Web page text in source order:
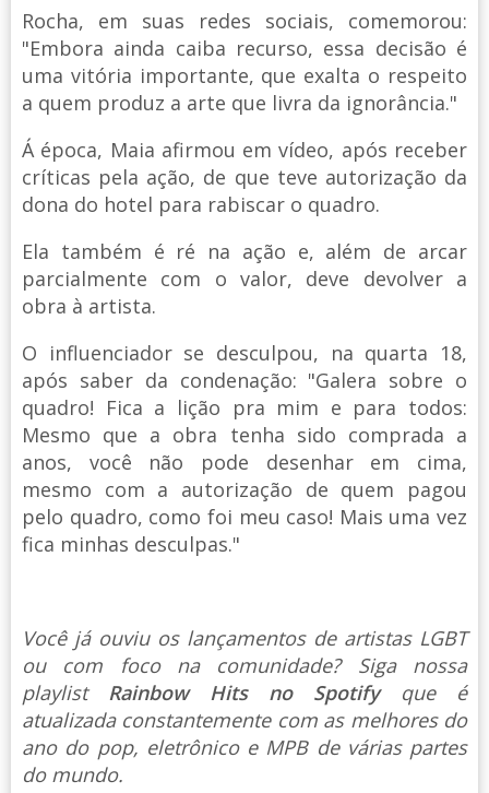
Rocha, em suas redes sociais, comemorou:
"Embora ainda caiba recurso, essa decisão é
uma vitória importante, que exalta o respeito
a quem produz a arte que livra da ignorância."
Á época, Maia afirmou em vídeo, após receber
críticas pela ação, de que teve autorização da
dona do hotel para rabiscar o quadro.
Ela também é ré na ação e, além de arcar
parcialmente com o valor, deve devolver a
obra à artista.
O influenciador se desculpou, na quarta 18,
após saber da condenação: "Galera sobre o
quadro! Fica a lição pra mim e para todos:
Mesmo que a obra tenha sido comprada a
anos, você não pode desenhar em cima,
mesmo com a autorização de quem pagou
pelo quadro, como foi meu caso! Mais uma vez
fica minhas desculpas."
Você já ouviu os lançamentos de artistas LGBT
ou com foco na comunidade? Siga nossa
playlist Rainbow Hits no Spotify que é
atualizada constantemente com as melhores do
ano do pop, eletrônico e MPB de várias partes
do mundo.